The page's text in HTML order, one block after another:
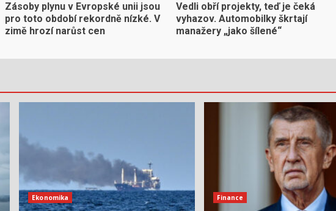
Zásoby plynu v Evropské unii jsou
pro toto období rekordně nízké. V
zimě hrozí narůst cen
Vedli obří projekty, teď je čeká
vyhazov. Automobilky škrtají
manažery „jako šílené“
Ekonomika Finance